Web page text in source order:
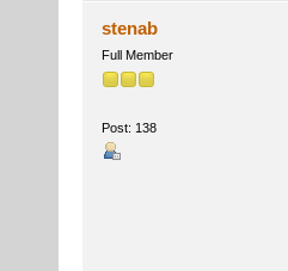
stenab
Full Member
Post: 138